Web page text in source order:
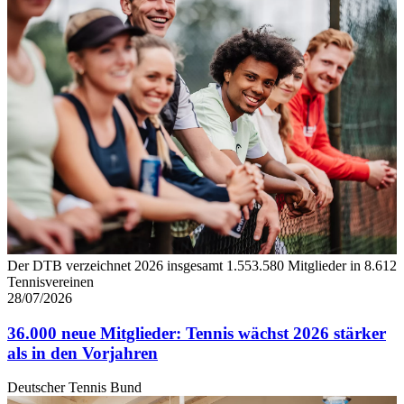
analysieren. Außerdem geben wir Informationen zu Ihrer
Verwendung unserer Website an unsere Partner für
soziale Medien, Werbung und Analysen weiter. Unsere
Partner führen diese Informationen möglicherweise mit
weiteren Daten zusammen, die Sie ihnen bereitgestellt
haben oder die sie im Rahmen Ihrer Nutzung der Dienste
gesammelt haben. DieCookie-Einstellungenkönnen
jederzeit über den Link im Footer aufgerufen und
angepasst werden.
Der DTB verzeichnet 2026 insgesamt 1.553.580 Mitglieder in 8.612
Tennisvereinen
28/07/2026
36.000 neue Mitglieder: Tennis wächst 2026 stärker
als in den Vorjahren
Deutscher Tennis Bund